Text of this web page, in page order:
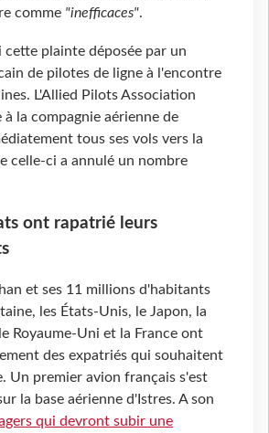
comme "inefficaces".
cette plainte déposée par un
de pilotes de ligne à l'encontre
L'Allied Pilots Association
à la compagnie aérienne de
tous ses vols vers la
celle-ci a annulé un nombre
ont rapatrié leurs
et ses 11 millions d'habitants
les États-Unis, le Japon, la
Royaume-Uni et la France ont
des expatriés qui souhaitent
Un premier avion français s'est
la base aérienne d'Istres. A son
qui devront subir une